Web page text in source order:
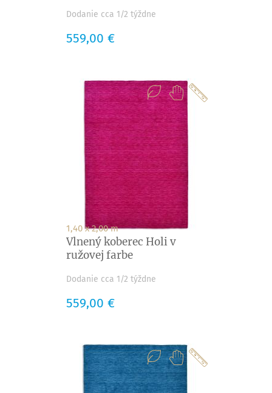
Dodanie cca 1/2 týždne
Cena
559,00 €
1,40 x 2,00 m
Vlnený koberec Holi v
ružovej farbe
Dodanie cca 1/2 týždne
Cena
559,00 €